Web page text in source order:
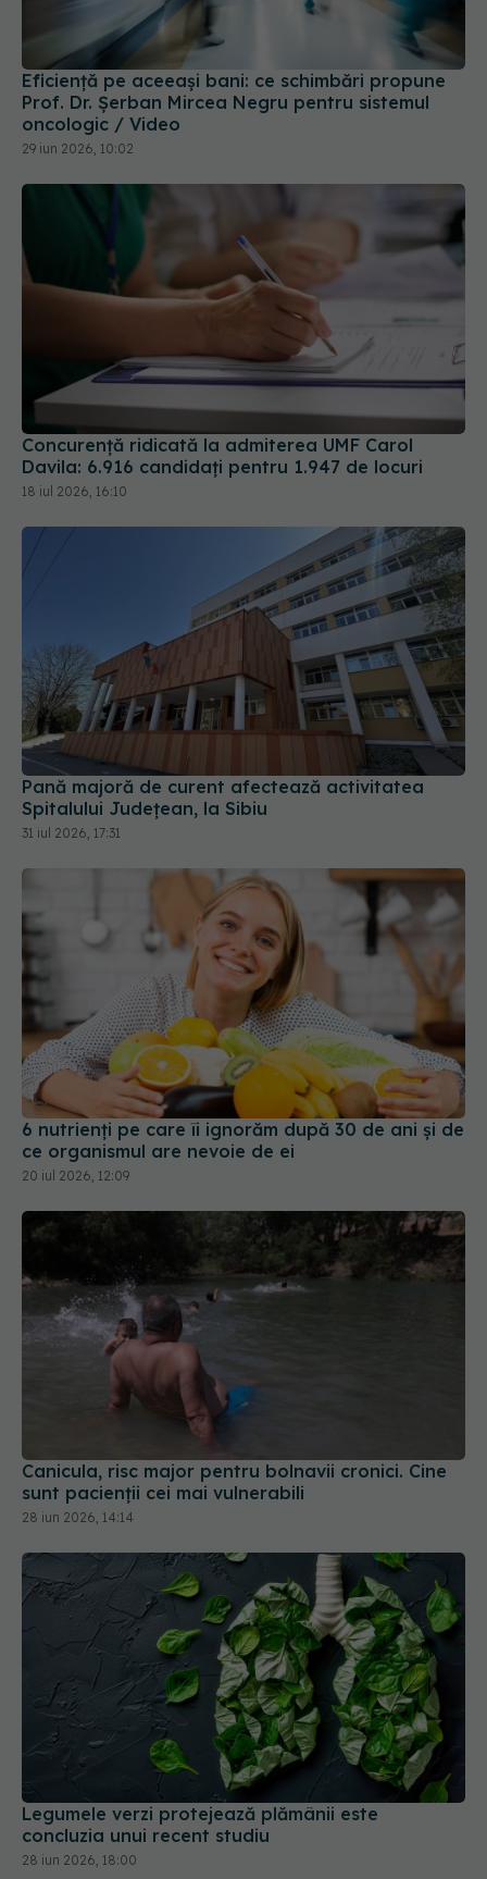
Eficiență pe aceeași bani: ce schimbări propune
Prof. Dr. Șerban Mircea Negru pentru sistemul
oncologic / Video
29 iun 2026, 10:02
Concurență ridicată la admiterea UMF Carol
Davila: 6.916 candidați pentru 1.947 de locuri
18 iul 2026, 16:10
Pană majoră de curent afectează activitatea
Spitalului Județean, la Sibiu
31 iul 2026, 17:31
6 nutrienți pe care îi ignorăm după 30 de ani și de
ce organismul are nevoie de ei
20 iul 2026, 12:09
Canicula, risc major pentru bolnavii cronici. Cine
sunt pacienții cei mai vulnerabili
28 iun 2026, 14:14
Legumele verzi protejează plămânii este
concluzia unui recent studiu
28 iun 2026, 18:00